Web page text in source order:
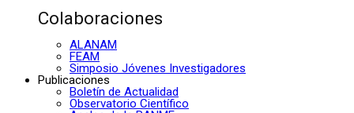
Colaboraciones
ALANAM
FEAM
Simposio Jóvenes Investigadores
Publicaciones
Boletín de Actualidad
Observatorio Científico